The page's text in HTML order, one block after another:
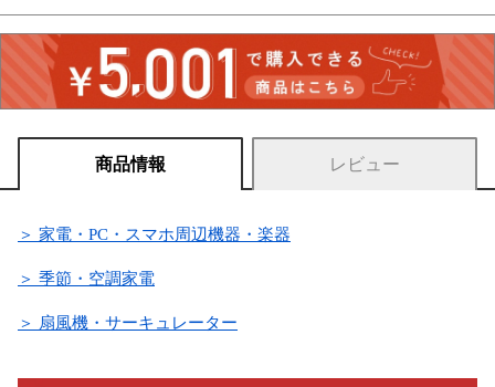
商品情報 レビュー
＞ 家電・PC・スマホ周辺機器・楽器
＞ 季節・空調家電
＞ 扇風機・サーキュレーター